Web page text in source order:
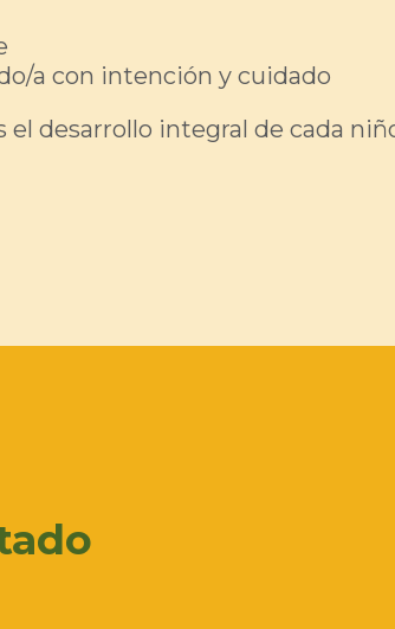
a con intención y cuidado
desarrollo integral de cada